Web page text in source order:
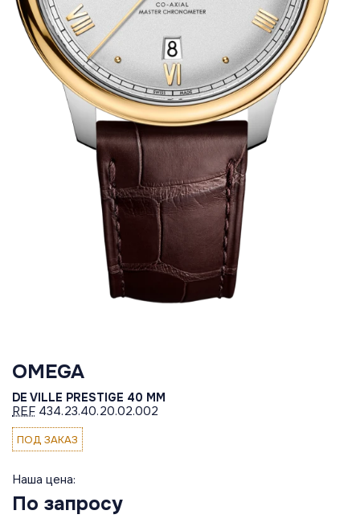
OMEGA
DE VILLE PRESTIGE 40 MM
REF 434.23.40.20.02.002
ПОД ЗАКАЗ
Наша цена:
По запросу